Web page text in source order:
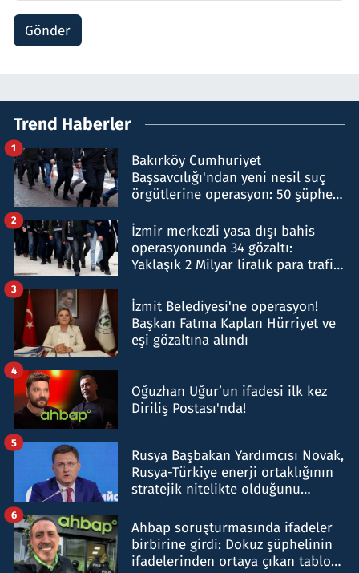
Gönder
Trend Haberler
Bakırköy Cumhuriyet
Başsavcılığı'ndan yeni nesil suç
örgütlerine operasyon: 50 şüpheli
1
İzmir merkezli yasa dışı bahis
operasyonunda 34 gözaltı:
Yaklaşık 2 Milyar liralık para trafiği
2
İzmit Belediyesi'ne operasyon!
Başkan Fatma Kaplan Hürriyet ve
eşi gözaltına alındı
3
Oğuzhan Uğur’un ifadesi ilk kez
Diriliş Postası'nda!
4
Rusya Başbakan Yardımcısı Novak,
Rusya-Türkiye enerji ortaklığının
stratejik nitelikte olduğunu
5
Ahbap soruşturmasında ifadeler
birbirine girdi: Dokuz şüphelinin
ifadelerinden ortaya çıkan tablo
6